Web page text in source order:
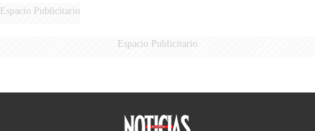
Espacio Publicitario
Espacio Publicitario